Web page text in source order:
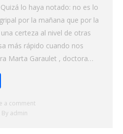
lo haya notado: no es lo
por la mañana que por la
certeza al nivel de otras
más rápido cuando nos
Marta Garaulet , doctora…
a comment
By admin